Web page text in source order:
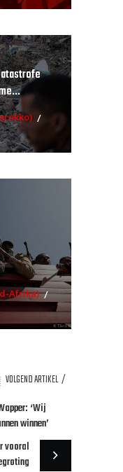
Afrika)
VOLGEND ARTIKEL
‘Wij
winnen’
vooral